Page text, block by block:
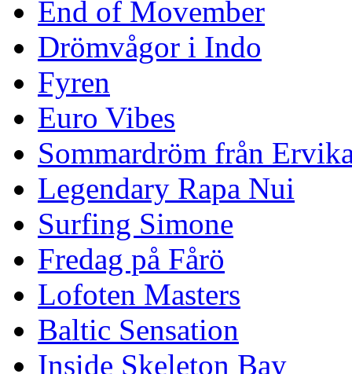
End of Movember
Drömvågor i Indo
Fyren
Euro Vibes
Sommardröm från
Legendary Rapa Nui
Surfing Simone
Fredag på Fårö
Lofoten Masters
Baltic Sensation
Inside Skeleton Bay